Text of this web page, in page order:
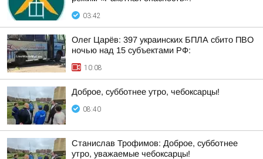
03:42
Олег Царёв: 397 украинских БПЛА сбито ПВО
ночью над 15 субъектами РФ:
10:08
Доброе, субботнее утро, чебоксарцы!
08:40
Станислав Трофимов: Доброе, субботнее
утро, уважаемые чебоксарцы!